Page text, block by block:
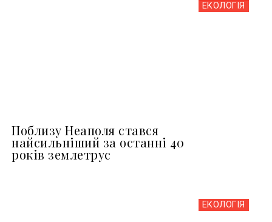
ЕКОЛОГІЯ
Поблизу Неаполя стався
найсильніший за останні 40
років землетрус
ЕКОЛОГІЯ